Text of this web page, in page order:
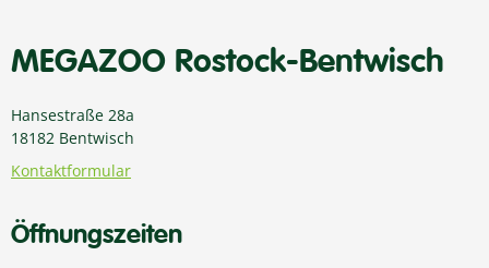
MEGAZOO Rostock-Bentwisch
Hansestraße 28a
18182 Bentwisch
Kontaktformular
Öffnungszeiten